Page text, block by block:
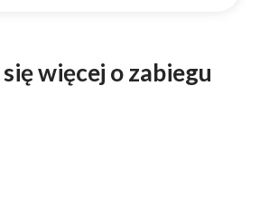
więcej o zabiegu